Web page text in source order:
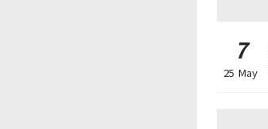
7
25 May